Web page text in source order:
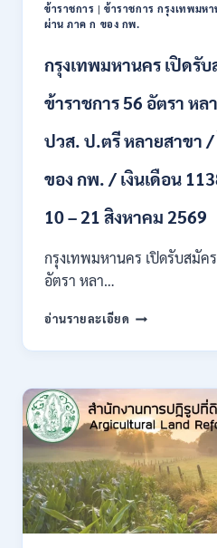
/
ป.ตรี
ส
+
ไป
เงิน
23,290
สมัคร
ONLINE
26
ข้าราชการ |ข้าราชการ กรุงเทพมหา
ผ่าน ภาค ก ของ กพ.
กรุงเทพมหานคร เปิดรั
ข้าราชการ 56 อัตรา ห
ปวส. ป.ตรี หลายสาขา
ของ กพ. / เงินเดือน
10 – 21 สิงหาคม 2569
กรุงเทพมหานคร เปิดรับสมัค
อัตรา หลา…
อ่านรายละเอียด กรุงเทพมหานคร
รับ
สอบ
เป็น
ข้าราชการ
56
อัตรา
หลาย
ตำแหน่ง
/
ปวช.